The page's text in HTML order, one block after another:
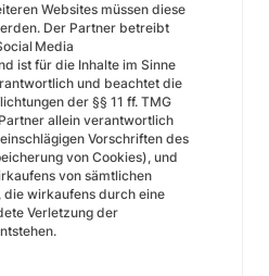
Websites müssen diese
Der Partner betreibt
Media
ist für die Inhalte im Sinne
und beachtet die
der §§ 11 ff. TMG
allein verantwortlich
Vorschriften des
von Cookies), und
von sämtlichen
die wirkaufens durch eine
Verletzung der